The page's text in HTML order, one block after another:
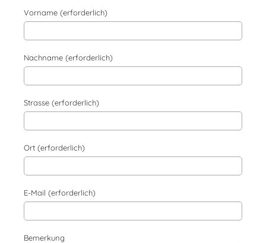
Vorname (erforderlich)
Nachname (erforderlich)
Strasse (erforderlich)
Ort (erforderlich)
E-Mail (erforderlich)
Bemerkung